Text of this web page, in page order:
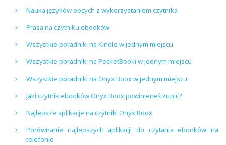
Nauka języków obcych z wykorzystaniem czytnika
Prasa na czytniku ebooków
Wszystkie poradniki na Kindle w jednym miejscu
Wszystkie poradniki na PocketBooki w jednym miejscu
Wszystkie poradniki na Onyx Boox w jednym miejscu
Jaki czytnik ebooków Onyx Boox powinieneś kupić?
Najlepsze aplikacje na czytniki Onyx Boox
Porównanie najlepszych aplikacji do czytania ebooków na
telefonie